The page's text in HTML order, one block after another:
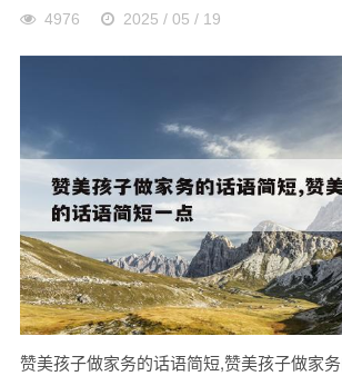
4976 2025 / 05 / 19
赞美孩子做家务的话语简短,赞美孩子做家